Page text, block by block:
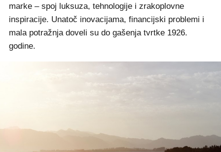
marke – spoj luksuza, tehnologije i zrakoplovne
inspiracije. Unatoč inovacijama, financijski problemi i
mala potražnja doveli su do gašenja tvrtke 1926.
godine.